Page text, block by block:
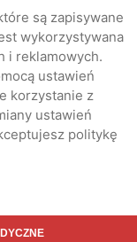
są zapisywane
wykorzystywana
i reklamowych.
ustawień
korzystanie z
ustawień
politykę